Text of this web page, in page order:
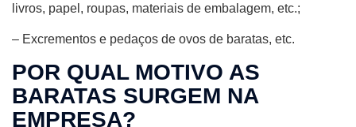
livros, papel, roupas, materiais de embalagem, etc.;
– Excrementos e pedaços de ovos de baratas, etc.
POR QUAL MOTIVO AS
BARATAS SURGEM NA
EMPRESA?